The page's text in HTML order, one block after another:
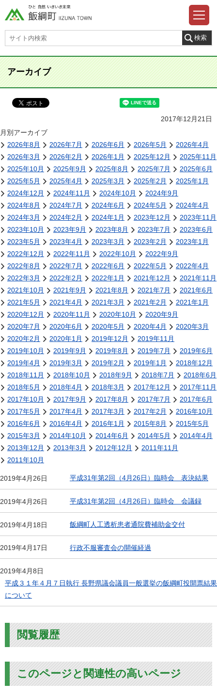
アーカイブ
2017年12月21日
月別アーカイブ
2026年8月
2026年7月 2026年6月 2026年5月
2026年4月
2026年3月
2026年2月 2026年1月 2025年12月
2025年11月
2025年10月
2025年9月 2025年8月 2025年7月
2025年6月
2025年5月
2025年4月 2025年3月 2025年2月
2025年1月
2024年12月
2024年11月 2024年10月
2024年9月
2024年8月
2024年7月 2024年6月 2024年5月
2024年4月
2024年3月
2024年2月 2024年1月 2023年12月
2023年11月
2023年10月
2023年9月 2023年8月 2023年7月
2023年6月
2023年5月
2023年4月 2023年3月 2023年2月
2023年1月
2022年12月
2022年11月 2022年10月
2022年9月
2022年8月
2022年7月 2022年6月 2022年5月
2022年4月
2022年3月
2022年2月 2022年1月 2021年12月
2021年11月
2021年10月
2021年9月 2021年8月 2021年7月
2021年6月
2021年5月
2021年4月 2021年3月 2021年2月
2021年1月
2020年12月
2020年11月 2020年10月
2020年9月
2020年7月
2020年6月 2020年5月 2020年4月
2020年3月
2020年2月
2020年1月 2019年12月
2019年11月
2019年10月
2019年9月 2019年8月 2019年7月
2019年6月
2019年4月
2019年3月 2019年2月 2019年1月
2018年12月
2018年11月
2018年10月 2018年9月 2018年7月
2018年6月
2018年5月
2018年4月 2018年3月 2017年12月
2017年11月
2017年10月
2017年9月 2017年8月 2017年7月
2017年6月
2017年5月
2017年4月 2017年3月 2017年2月
2016年10月
2016年6月
2016年4月 2016年1月 2015年8月
2015年5月
2015年3月
2014年10月 2014年6月 2014年5月
2014年4月
2013年12月
2013年3月 2012年12月
2011年11月
2011年10月
2019年4月26日 平成31年第2回（4月26日）臨時会 表決結果
2019年4月26日 平成31年第2回（4月26日）臨時会 会議録
2019年4月18日 飯綱町人工透析患者通院費補助金交付
2019年4月17日 行政不服審査会の開催経過
2019年4月8日
平成３１年４月７日執行 長野県議会議員一般選挙の飯綱町投開票結果
について
閲覧履歴
このページと関連性の高いページ